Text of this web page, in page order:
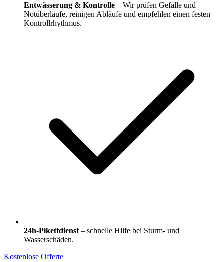
Entwässerung & Kontrolle – Wir prüfen Gefälle und
Notüberläufe, reinigen Abläufe und empfehlen einen festen
Kontrollrhythmus.
24h-Pikettdienst – schnelle Hilfe bei Sturm- und
Wasserschäden.
Kostenlose Offerte